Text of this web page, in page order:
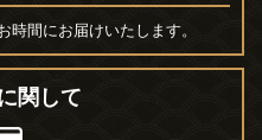
時間にお届けいたします。
関して